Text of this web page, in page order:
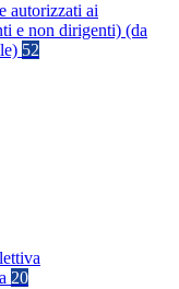
autorizzati ai
e non dirigenti) (da
52
20